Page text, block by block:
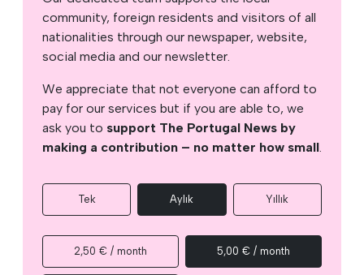
community, foreign residents and visitors of all
nationalities through our newspaper, website,
social media and our newsletter.
We appreciate that not everyone can afford to
pay for our services but if you are able to, we
ask you to support The Portugal News by
making a contribution – no matter how small.
Tek Aylık Yıllık
2,50 € / month 5,00 € / month